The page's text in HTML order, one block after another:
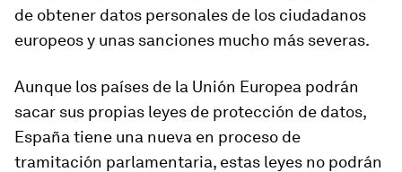
de obtener datos personales de los ciudadanos
europeos y unas sanciones mucho más severas.
Aunque los países de la Unión Europea podrán
sacar sus propias leyes de protección de datos,
España tiene una nueva en proceso de
tramitación parlamentaria, estas leyes no podrán